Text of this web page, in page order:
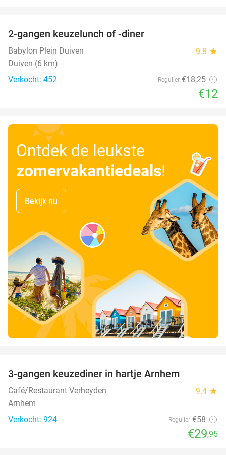
2-gangen keuzelunch of -diner
Babylon Plein Duiven 9.8 star
Duiven (6 km)
Verkocht: 452
Regulier €18,25
€12
Ontdek de leukste
zomervakantiedeals!
Bekijk nu
3-gangen keuzediner in hartje Arnhem
Café/Restaurant Verheyden 9.4 star
Arnhem
Verkocht: 924
Regulier €58
€29,95